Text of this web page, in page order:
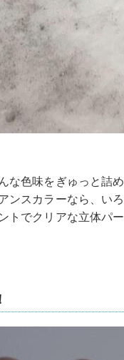
な色味をぎゅっと詰
スカラーなら、い
トでクリアな立体パ